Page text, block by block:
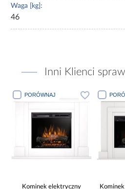
Waga [kg]:
46
Inni Klienci
PORÓWNAJ
Kominek elektryczny
Kominek